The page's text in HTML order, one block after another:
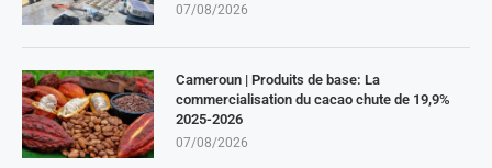
07/08/2026
Cameroun | Produits de base: La
commercialisation du cacao chute de 19,9%
2025-2026
07/08/2026